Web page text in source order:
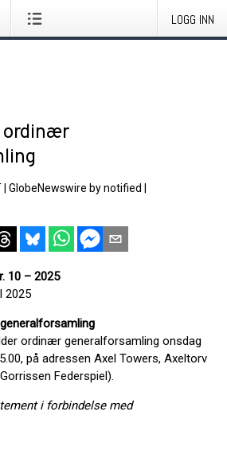
LOGG INN
ordinær
GlobeNewswire by notified
10 – 2025
2025
ordinær generalforsamling onsdag
på adressen Axel Towers, Axeltorv
Federspiel).
i forbindelse med